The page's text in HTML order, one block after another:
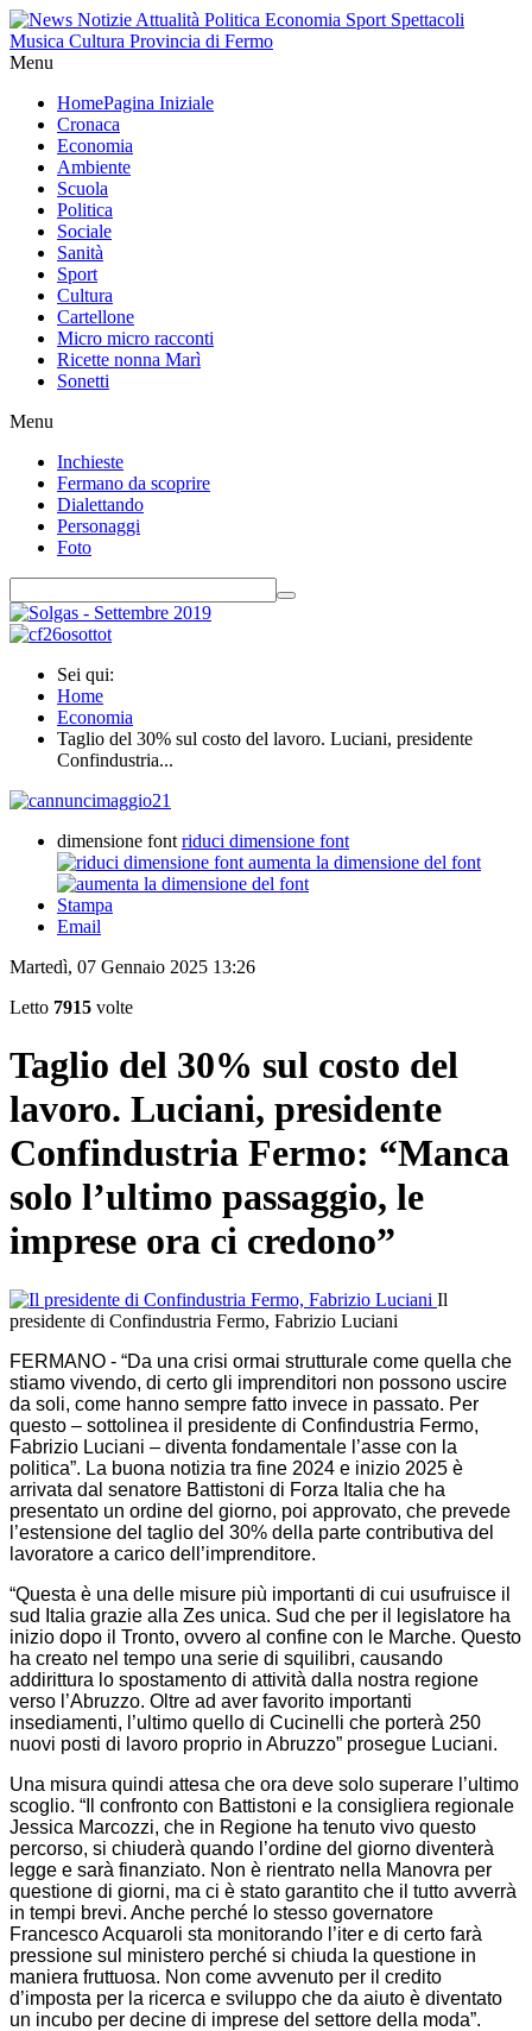
Menu
HomePagina Iniziale
Cronaca
Economia
Ambiente
Scuola
Politica
Sociale
Sanità
Sport
Cultura
Cartellone
Micro micro racconti
Ricette nonna Marì
Sonetti
Menu
Inchieste
Fermano da scoprire
Dialettando
Personaggi
Foto
Sei qui:
Home
Economia
Taglio del 30% sul costo del lavoro. Luciani, presidente
Confindustria...
dimensione font riduci dimensione font
aumenta la dimensione del font
Stampa
Email
Martedì, 07 Gennaio 2025 13:26
Letto 7915 volte
Taglio del 30% sul costo del
lavoro. Luciani, presidente
Confindustria Fermo: “Manca
solo l’ultimo passaggio, le
imprese ora ci credono”
Il
presidente di Confindustria Fermo, Fabrizio Luciani
FERMANO - “Da una crisi ormai strutturale come quella che
stiamo vivendo, di certo gli imprenditori non possono uscire
da soli, come hanno sempre fatto invece in passato. Per
questo – sottolinea il presidente di Confindustria Fermo,
Fabrizio Luciani – diventa fondamentale l’asse con la
politica”. La buona notizia tra fine 2024 e inizio 2025 è
arrivata dal senatore Battistoni di Forza Italia che ha
presentato un ordine del giorno, poi approvato, che prevede
l’estensione del taglio del 30% della parte contributiva del
lavoratore a carico dell’imprenditore.
“Questa è una delle misure più importanti di cui usufruisce il
sud Italia grazie alla Zes unica. Sud che per il legislatore ha
inizio dopo il Tronto, ovvero al confine con le Marche. Questo
ha creato nel tempo una serie di squilibri, causando
addirittura lo spostamento di attività dalla nostra regione
verso l’Abruzzo. Oltre ad aver favorito importanti
insediamenti, l’ultimo quello di Cucinelli che porterà 250
nuovi posti di lavoro proprio in Abruzzo” prosegue Luciani.
Una misura quindi attesa che ora deve solo superare l’ultimo
scoglio. “Il confronto con Battistoni e la consigliera regionale
Jessica Marcozzi, che in Regione ha tenuto vivo questo
percorso, si chiuderà quando l’ordine del giorno diventerà
legge e sarà finanziato. Non è rientrato nella Manovra per
questione di giorni, ma ci è stato garantito che il tutto avverrà
in tempi brevi. Anche perché lo stesso governatore
Francesco Acquaroli sta monitorando l’iter e di certo farà
pressione sul ministero perché si chiuda la questione in
maniera fruttuosa. Non come avvenuto per il credito
d’imposta per la ricerca e sviluppo che da aiuto è diventato
un incubo per decine di imprese del settore della moda”.